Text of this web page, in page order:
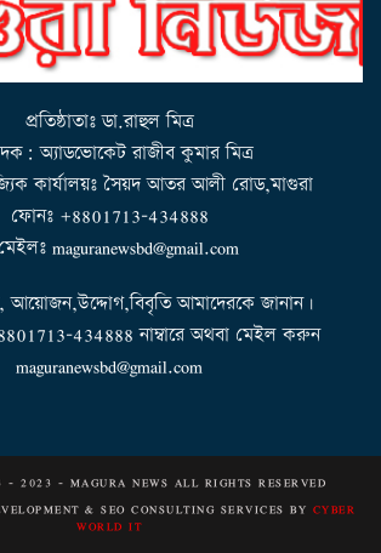
t
i
o
n
প্রতিষ্ঠাতাঃ ডা.রাহুল মিত্র
অ্যাডভোকেট রাজীব কুমার মিত্র
কার্যালয়ঃ সৈয়দ আতর আলী রোড,মাগুরা
ফোনঃ +8801713-434888
maguranewsbd@gmail.com
আয়োজন,উদ্দোগ,বিবৃতি আমাদেরকে জানান।
434888 নাম্বারে অথবা মেইল করুন
maguranewsbd@gmail.com
- 2023 - MAGURA NEWS ALL RIGHTS RESERVED
& SEO CONSULTING SERVICES BY CYBER
WORLD IT